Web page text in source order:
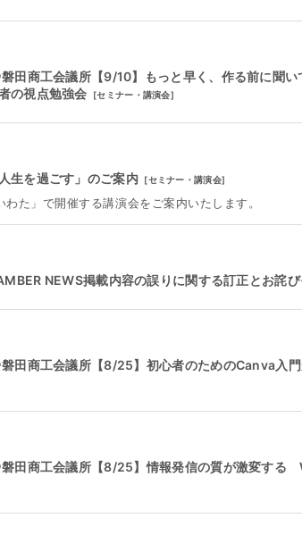
田商工会議所【9/10】もっと早く、作る前に聞
の視点勉強会
[セミナー・講演会]
生を過ごす」のご案内 [セミナー・講演会]
た」で開催する講演会をご案内いたします。
NEWS掲載内容の誤りに関する訂正とお詫
田商工会議所【8/25】初心者のためのCanva入
磐田商工会議所【8/25】情報発信の質が激変す